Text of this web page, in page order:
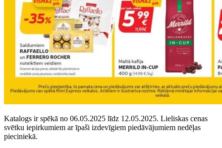
Katalogs ir spēkā no 06.05.2025 līdz 12.05.2025. Lieliskas cenas
svētku iepirkumiem ar īpaši izdevīgiem piedāvājumiem nedēļas
pieciniekā.